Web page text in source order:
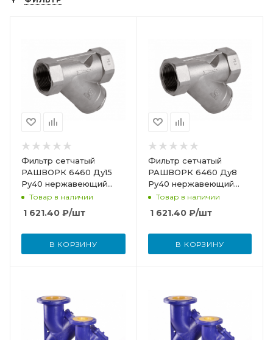
Фильтр сетчатый
РАШВОРК 6460 Ду15
Ру40 нержавеющий
резьбовой 6460-015-40
Товар в наличии
1 621.40 ₽/шт
В КОРЗИНУ
Фильтр сетчатый
РАШВОРК 6460 Ду8
Ру40 нержавеющий
резьбовой 6460-008-
Товар в наличии
1 621.40₽/шт
В КОРЗИНУ